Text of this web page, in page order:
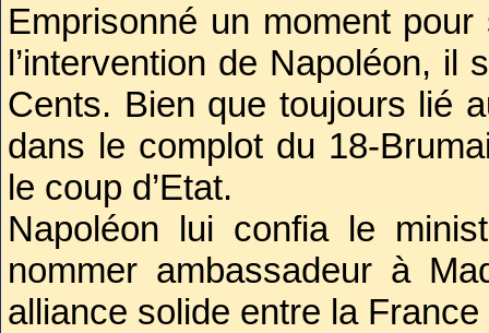
Réfugié sur le
épousa
Christine
logeait.
Emprisonné un moment
l’intervention de Napoléon,
Cents. Bien que toujours lié
dans le complot du 18-
le coup d’Etat.
Napoléon lui confia le
nommer ambassadeur à
alliance solide entre la France